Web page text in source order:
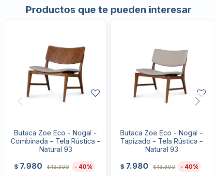
Productos que te pueden interesar
Butaca Zoe Eco - Nogal -
Combinada - Tela Rústica -
Natural 93
$ 7.980 $13.300 40
Butaca Zoe Eco - Nogal -
Tapizado - Tela Rústica -
Natural 93
$ 7.980 $13.300 40